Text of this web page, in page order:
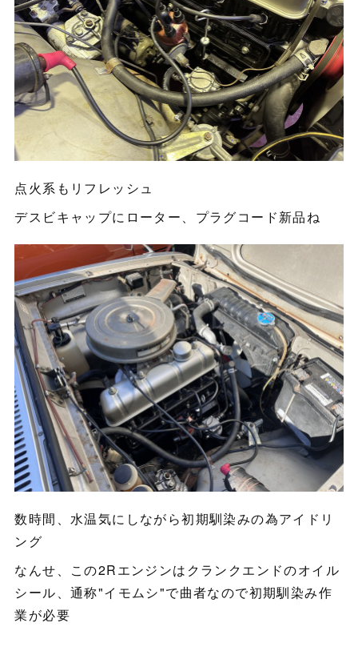
点火系もリフレッシュ
デスビキャップにローター、プラグコード新品ね
数時間、水温気にしながら初期馴染みの為アイドリ
ング
なんせ、この2Rエンジンはクランクエンドのオイル
シール、通称"イモムシ"で曲者なので初期馴染み作
業が必要